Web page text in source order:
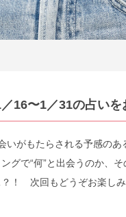
16〜1／31の占い
いがもたらされる予感のあ
グで“何”と出会うのか、
！ 次回もどうぞお楽し